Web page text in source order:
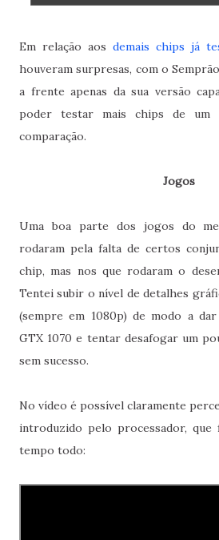
Em relação aos demais chips já
houveram surpresas, com o
a frente apenas da sua versão
poder testar mais chips de um
comparação.
Jogos
Uma boa parte dos jogos do
rodaram pela falta de certos
chip, mas nos que rodaram o
Tentei subir o nível de detalhes
(sempre em 1080p) de modo a
GTX 1070 e tentar desafogar um
sem sucesso.
No vídeo é possível claramente
introduzido pelo processador,
tempo todo: